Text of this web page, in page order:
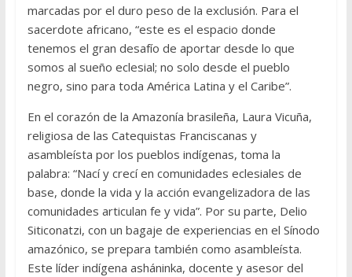
marcadas por el duro peso de la exclusión. Para el
sacerdote africano, “este es el espacio donde
tenemos el gran desafío de aportar desde lo que
somos al sueño eclesial; no solo desde el pueblo
negro, sino para toda América Latina y el Caribe”.
En el corazón de la Amazonía brasileña, Laura Vicuña,
religiosa de las Catequistas Franciscanas y
asambleísta por los pueblos indígenas, toma la
palabra: “Nací y crecí en comunidades eclesiales de
base, donde la vida y la acción evangelizadora de las
comunidades articulan fe y vida”. Por su parte, Delio
Siticonatzi, con un bagaje de experiencias en el Sínodo
amazónico, se prepara también como asambleísta.
Este líder indígena asháninka, docente y asesor del